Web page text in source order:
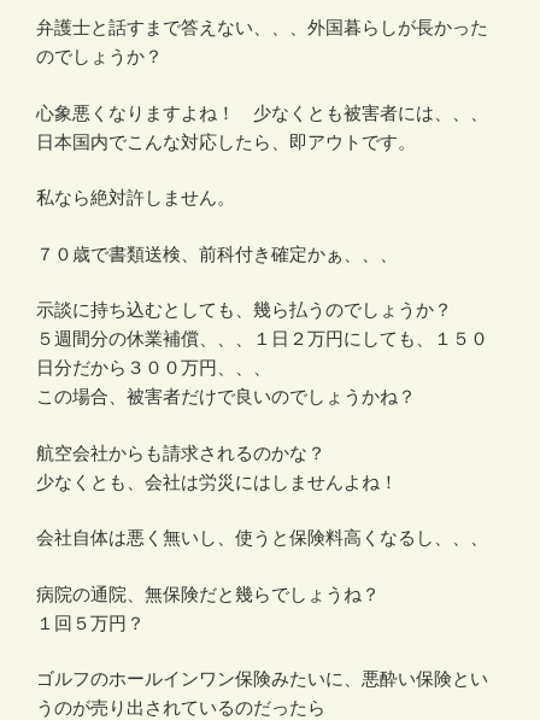
弁護士と話すまで答えない、、、外国暮らしが長かった
のでしょうか？
心象悪くなりますよね！ 少なくとも被害者には、、、
日本国内でこんな対応したら、即アウトです。
私なら絶対許しません。
７０歳で書類送検、前科付き確定かぁ、、、
示談に持ち込むとしても、幾ら払うのでしょうか？
５週間分の休業補償、、、１日２万円にしても、１５０
日分だから３００万円、、、
この場合、被害者だけで良いのでしょうかね？
航空会社からも請求されるのかな？
少なくとも、会社は労災にはしませんよね！
会社自体は悪く無いし、使うと保険料高くなるし、、、
病院の通院、無保険だと幾らでしょうね？
１回５万円？
ゴルフのホールインワン保険みたいに、悪酔い保険とい
うのが売り出されているのだったら